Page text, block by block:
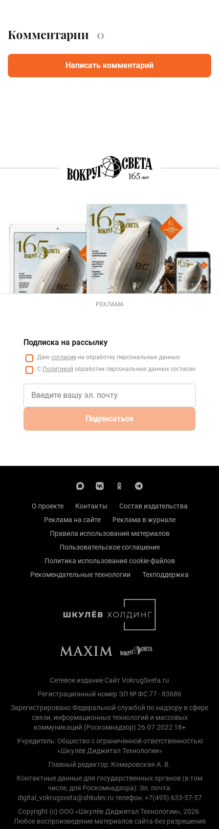
Комментарии 0
Написать комментарий
РЕКЛАМА
Подписка на рассылку
Даю согласие на обработку персональных данных
С Политикой обработки персональных данных согласен
Подписаться
О проекте Контакты
Состав издательства
Реклама на сайте
Реклама в журнале
Правила использования материалов
Пользовательское соглашение
Политика использования cookie-файлов
Рекомендательные технологии
Техподдержка
Сетевое издание Сайт VokrugSveta.ru
Регистрационный номер ЭЛ № ФС 77 - 83686
Зарегистрировано Федеральной службой по надзору в сфере
связи, информационных технологий и массовых
коммуникаций (Роскомнадзор) 26.07.2022 18+
Учредитель: Общество с ограниченной ответственностью
«Шкулёв Диджитал Технологии»
Главный редактор: Комаровская А. В.
Контактные данные для государственных органов (в том
числе, для Роскомнадзора): Эл. почта:
digital_vokrugsveta@shkulev.ru телефон: +7(495) 633-57-57
Copyright (с) ООО «Шкулёв Диджитал Технологии», 2026.
Любое воспроизведение материалов сайта без разрешения